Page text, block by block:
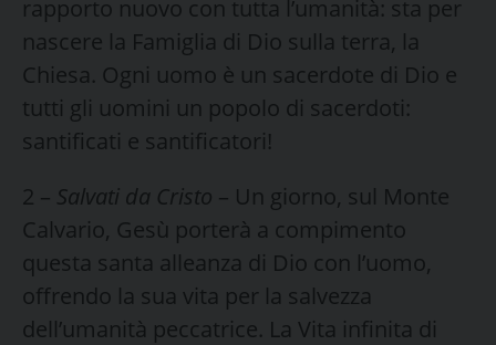
rapporto nuovo con tutta l’umanità: sta per
nascere la Famiglia di Dio sulla terra, la
Chiesa. Ogni uomo è un sacerdote di Dio e
tutti gli uomini un popolo di sacerdoti:
santificati e santificatori!
2 – Salvati da Cristo – Un giorno, sul Monte
Calvario, Gesù porterà a compimento
questa santa alleanza di Dio con l’uomo,
offrendo la sua vita per la salvezza
dell’umanità peccatrice. La Vita infinita di